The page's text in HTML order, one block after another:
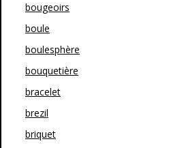
bougeoirs
boule
boulesphère
bouquetière
bracelet
brezil
briquet